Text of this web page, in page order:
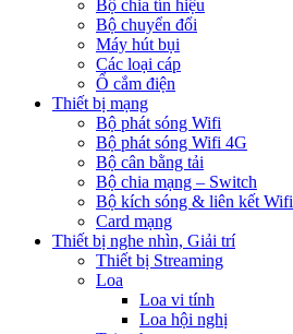
Bộ chia tín hiệu
Bộ chuyển đổi
Máy hút bụi
Các loại cáp
Ổ cắm điện
Thiết bị mạng
Bộ phát sóng Wifi
Bộ phát sóng Wifi 4G
Bộ cân bằng tải
Bộ chia mạng – Switch
Bộ kích sóng & liên kết Wifi
Card mạng
Thiết bị nghe nhìn, Giải trí
Thiết bị Streaming
Loa
Loa vi tính
Loa hội nghị